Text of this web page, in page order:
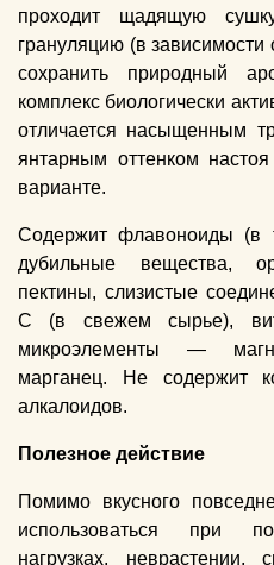
проходит щадящую
грануляцию (в зависимости
сохранить природный
комплекс биологически
отличается насыщенным
янтарным оттенком
варианте.
Содержит флавоноиды (в
дубильные вещества,
пектины, слизистые
C (в свежем сырье),
микроэлементы —
марганец. Не содержит
алкалоидов.
Полезное действие
Помимо вкусного
использоваться при
нагрузках, неврастении,